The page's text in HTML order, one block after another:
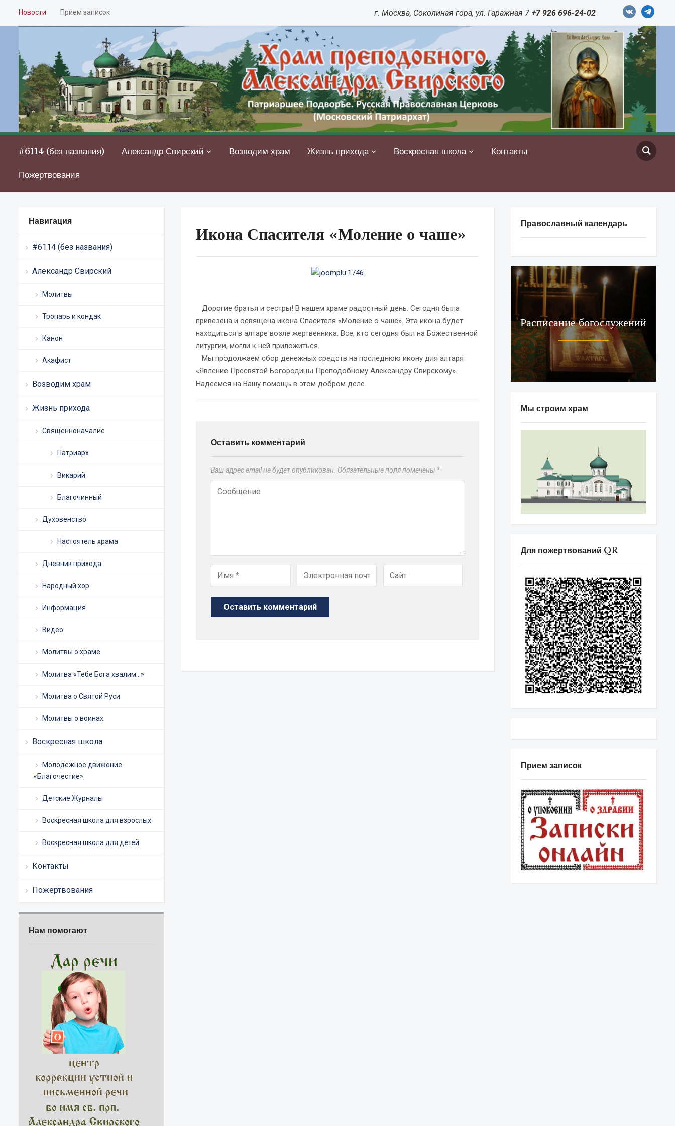
Новости Прием записок vkontaktetelegram
г. Москва, Соколиная гора, ул. Гаражная 7 +7 926 696-24-02
#6114 (без названия) Александр Свирский Возводим храм Жизнь прихода Воскресная школа Контакты
Пожертвования
Навигация
#6114 (без названия)
Александр Свирский
Молитвы
Тропарь и кондак
Канон
Акафист
Возводим храм
Жизнь прихода
Священноначалие
Патриарх
Викарий
Благочинный
Духовенство
Настоятель храма
Дневник прихода
Народный хор
Информация
Видео
Молитвы о храме
Молитва «Тебе Бога хвалим…»
Молитва о Святой Руси
Молитвы о воинах
Воскресная школа
Молодежное движение
«Благочестие»
Детские Журналы
Воскресная школа для взрослых
Воскресная школа для детей
Контакты
Пожертвования
Нам помогают
Икона Спасителя «Моление о чаше»
Дорогие братья и сестры! В нашем храме радостный день. Сегодня была
привезена и освящена икона Спасителя «Моление о чаше». Эта икона будет
находиться в алтаре возле жертвенника. Все, кто сегодня был на Божественной
литургии, могли к ней приложиться.
Мы продолжаем сбор денежных средств на последнюю икону для алтаря
«Явление Пресвятой Богородицы Преподобному Александру Свирскому».
Надеемся на Вашу помощь в этом добром деле.
Оставить комментарий
Ваш адрес email не будет опубликован. Обязательные поля помечены *
Православный календарь
Расписание богослужений
Мы строим храм
Для пожертвований QR
Прием записок